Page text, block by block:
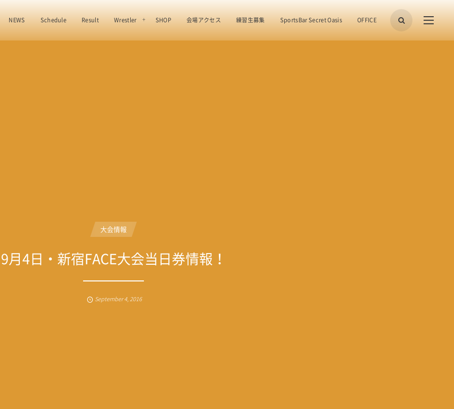
NEWS Schedule Result Wrestler SHOP 会場アクセス 練習生募集 SportsBar Secret Oasis OFFICE
大会情報
9月4日・新宿FACE大会当日券情報！
September4,2016